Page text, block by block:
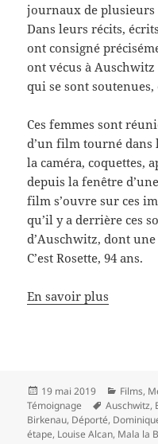
journaux de plusieurs
Dans leurs récits,
ont consigné
ont vécus à Auschwitz
qui se sont
Ces femmes sont
d’un film tourné dans
la caméra, coquettes,
depuis la fenêtre
film s’ouvre sur ces
qu’il y a derrière ces
d’Auschwitz, dont
C’est Rosette, 94 ans.
En savoir plus
Publié
le
19 mai 2019 Films,
Témoignage
Mots-
clés
Auschwitz,
Birkenau, Déporté,
étape, Louise Alcan, Mala la